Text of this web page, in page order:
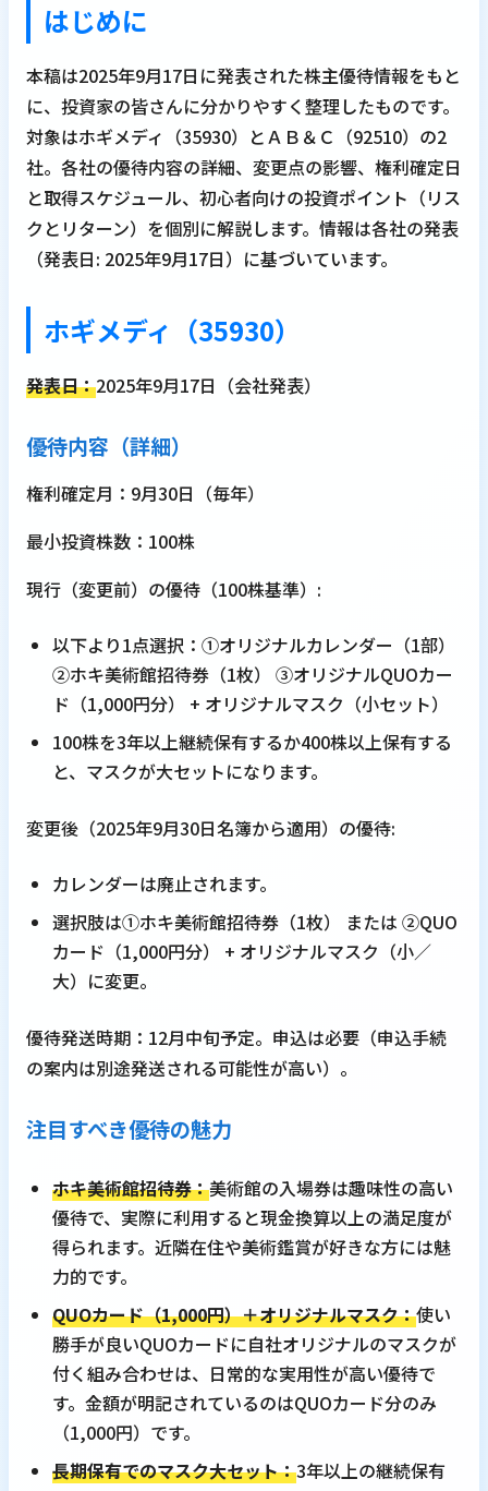
はじめに
本稿は2025年9月17日に発表された株主優待情報をもと
に、投資家の皆さんに分かりやすく整理したものです。
対象はホギメディ（35930）とＡＢ＆Ｃ（92510）の2
社。各社の優待内容の詳細、変更点の影響、権利確定日
と取得スケジュール、初心者向けの投資ポイント（リス
クとリターン）を個別に解説します。情報は各社の発表
（発表日: 2025年9月17日）に基づいています。
ホギメディ（35930）
発表日：2025年9月17日（会社発表）
優待内容（詳細）
権利確定月：9月30日（毎年）
最小投資株数：100株
現行（変更前）の優待（100株基準）:
以下より1点選択：①オリジナルカレンダー（1部）
②ホキ美術館招待券（1枚） ③オリジナルQUOカー
ド（1,000円分） + オリジナルマスク（小セット）
100株を3年以上継続保有するか400株以上保有する
と、マスクが大セットになります。
変更後（2025年9月30日名簿から適用）の優待:
カレンダーは廃止されます。
選択肢は①ホキ美術館招待券（1枚） または ②QUO
カード（1,000円分） + オリジナルマスク（小／
大）に変更。
優待発送時期：12月中旬予定。申込は必要（申込手続
の案内は別途発送される可能性が高い）。
注目すべき優待の魅力
ホキ美術館招待券：美術館の入場券は趣味性の高い
優待で、実際に利用すると現金換算以上の満足度が
得られます。近隣在住や美術鑑賞が好きな方には魅
力的です。
QUOカード（1,000円）＋オリジナルマスク：使い
勝手が良いQUOカードに自社オリジナルのマスクが
付く組み合わせは、日常的な実用性が高い優待で
す。金額が明記されているのはQUOカード分のみ
（1,000円）です。
長期保有でのマスク大セット：3年以上の継続保有